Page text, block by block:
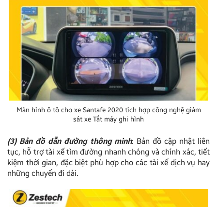
Màn hình ô tô cho xe Santafe 2020 tích hợp công nghệ giám
sát xe Tắt máy ghi hình
(3) Bản đồ dẫn đường thông minh: Bản đồ cập nhật liên
tục, hỗ trợ tài xế tìm đường nhanh chóng và chính xác, tiết
kiệm thời gian, đặc biệt phù hợp cho các tài xế dịch vụ hay
những chuyến đi dài.